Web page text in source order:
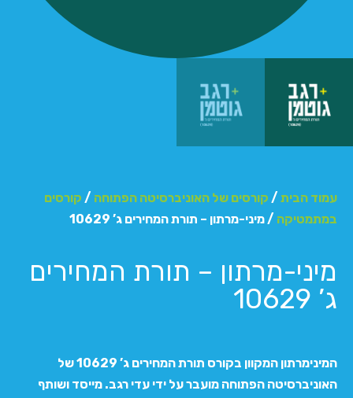
עמוד הבית / קורסים של האוניברסיטה הפתוחה / קורסים
במתמטיקה / מיני-מרתון – תורת המחירים ג’ 10629
מיני-מרתון – תורת המחירים
ג’ 10629
המינימרתון המקוון בקורס תורת המחירים ג’ 10629 של
האוניברסיטה הפתוחה מועבר על ידי עדי רגב. מייסד ושותף